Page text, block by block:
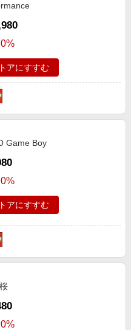
アにすすむ
Game Boy
アにすすむ